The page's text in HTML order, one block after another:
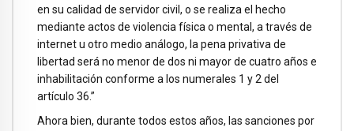
en su calidad de servidor civil, o se realiza el hecho
mediante actos de violencia física o mental, a través de
internet u otro medio análogo, la pena privativa de
libertad será no menor de dos ni mayor de cuatro años e
inhabilitación conforme a los numerales 1 y 2 del
artículo 36.”
Ahora bien, durante todos estos años, las sanciones por